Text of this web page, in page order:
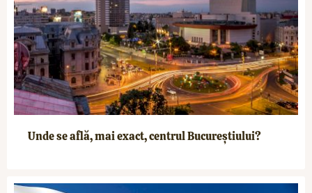
Unde se află, mai exact, centrul Bucureștiului?